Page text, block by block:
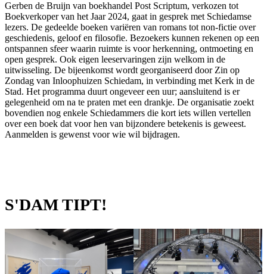
Gerben de Bruijn van boekhandel Post Scriptum, verkozen tot
Boekverkoper van het Jaar 2024, gaat in gesprek met Schiedamse
lezers. De gedeelde boeken variëren van romans tot non-fictie over
geschiedenis, geloof en filosofie. Bezoekers kunnen rekenen op een
ontspannen sfeer waarin ruimte is voor herkenning, ontmoeting en
open gesprek. Ook eigen leeservaringen zijn welkom in de
uitwisseling. De bijeenkomst wordt georganiseerd door Zin op
Zondag van Inloophuizen Schiedam, in verbinding met Kerk in de
Stad. Het programma duurt ongeveer een uur; aansluitend is er
gelegenheid om na te praten met een drankje. De organisatie zoekt
bovendien nog enkele Schiedammers die kort iets willen vertellen
over een boek dat voor hen van bijzondere betekenis is geweest.
Aanmelden is gewenst voor wie wil bijdragen.
S'DAM TIPT!